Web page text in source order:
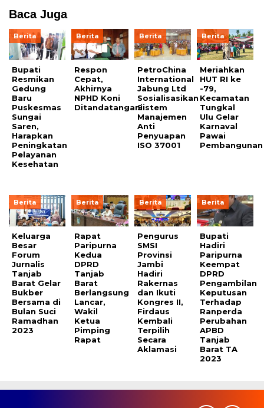
Baca Juga
Berita
Bupati
Resmikan
Gedung
Baru
Puskesmas
Sungai
Saren,
Harapkan
Peningkatan
Pelayanan
Kesehatan
Berita
Respon
Cepat,
Akhirnya
NPHD Koni
Ditandatangani
Berita
PetroChina
International
Jabung Ltd
Sosialisasikan
Sistem
Manajemen
Anti
Penyuapan
ISO 37001
Berita
Meriahkan
HUT RI ke
-79,
Kecamatan
Tungkal
Ulu Gelar
Karnaval
Pawai
Pembangunan
Berita
Keluarga
Besar
Forum
Jurnalis
Tanjab
Barat Gelar
Bukber
Bersama di
Bulan Suci
Ramadhan
2023
Berita
Rapat
Paripurna
Kedua
DPRD
Tanjab
Barat
Berlangsung
Lancar,
Wakil
Ketua
Pimping
Rapat
Berita
Pengurus
SMSI
Provinsi
Jambi
Hadiri
Rakernas
dan Ikuti
Kongres II,
Firdaus
Kembali
Terpilih
Secara
Aklamasi
Berita
Bupati
Hadiri
Paripurna
Keempat
DPRD
Pengambilan
Keputusan
Terhadap
Ranperda
Perubahan
APBD
Tanjab
Barat TA
2023